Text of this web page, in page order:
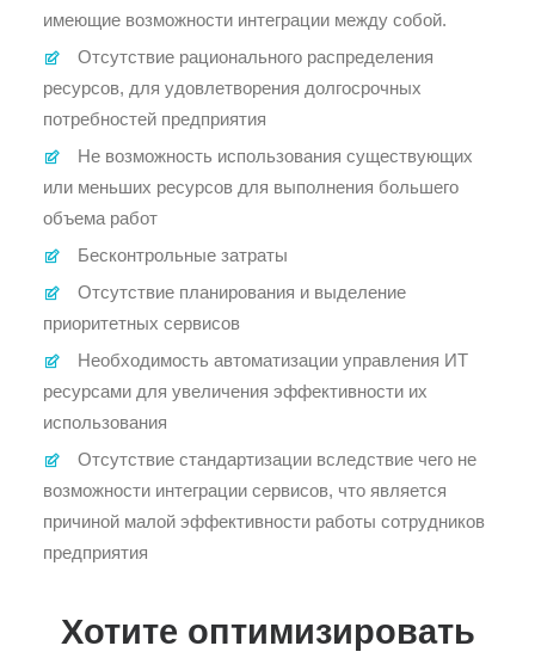
имеющие возможности интеграции между собой.
Отсутствие рационального распределения
ресурсов, для удовлетворения долгосрочных
потребностей предприятия
Не возможность использования существующих
или меньших ресурсов для выполнения большего
объема работ
Бесконтрольные затраты
Отсутствие планирования и выделение
приоритетных сервисов
Необходимость автоматизации управления ИТ
ресурсами для увеличения эффективности их
использования
Отсутствие стандартизации вследствие чего не
возможности интеграции сервисов, что является
причиной малой эффективности работы сотрудников
предприятия
Хотите оптимизировать